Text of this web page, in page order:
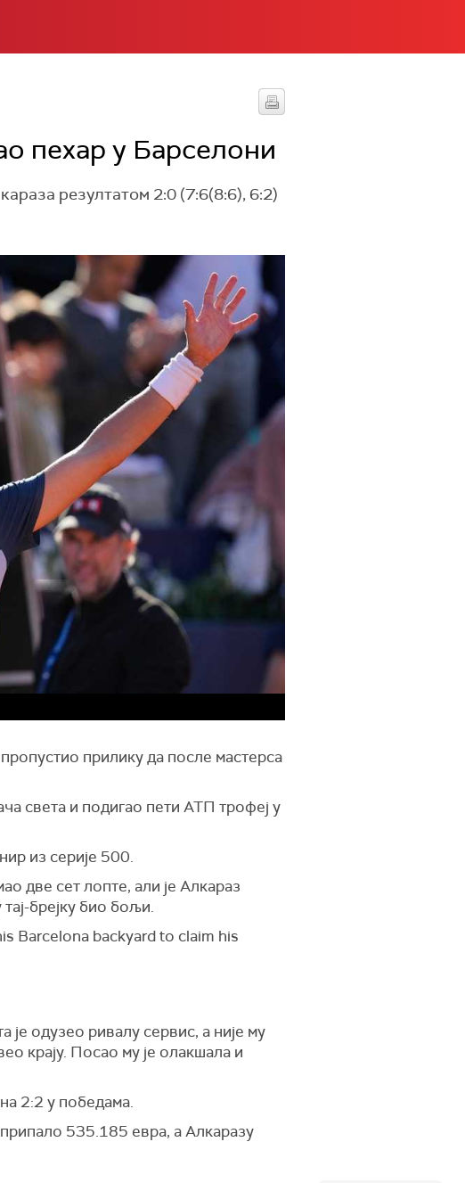
пехар у Барселони
резултатом 2:0 (7:6(8:6), 6:2)
прилику да после мастерса
света и подигао пети АТП трофеј у
из серије 500.
две сет лопте, али је Алкараз
брејку био бољи.
Barcelona backyard to claim his
је одузео ривалу сервис, а није му
крају. Посао му је олакшала и
2:2 у победама.
535.185 евра, а Алкаразу